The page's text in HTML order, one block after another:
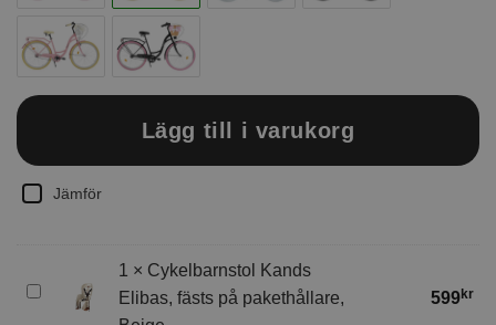
Lägg till i varukorg
Jämför
Cykelbarnstol
1 × Cykelbarnstol Kands
Elibas, fästs på pakethållare,
599kr